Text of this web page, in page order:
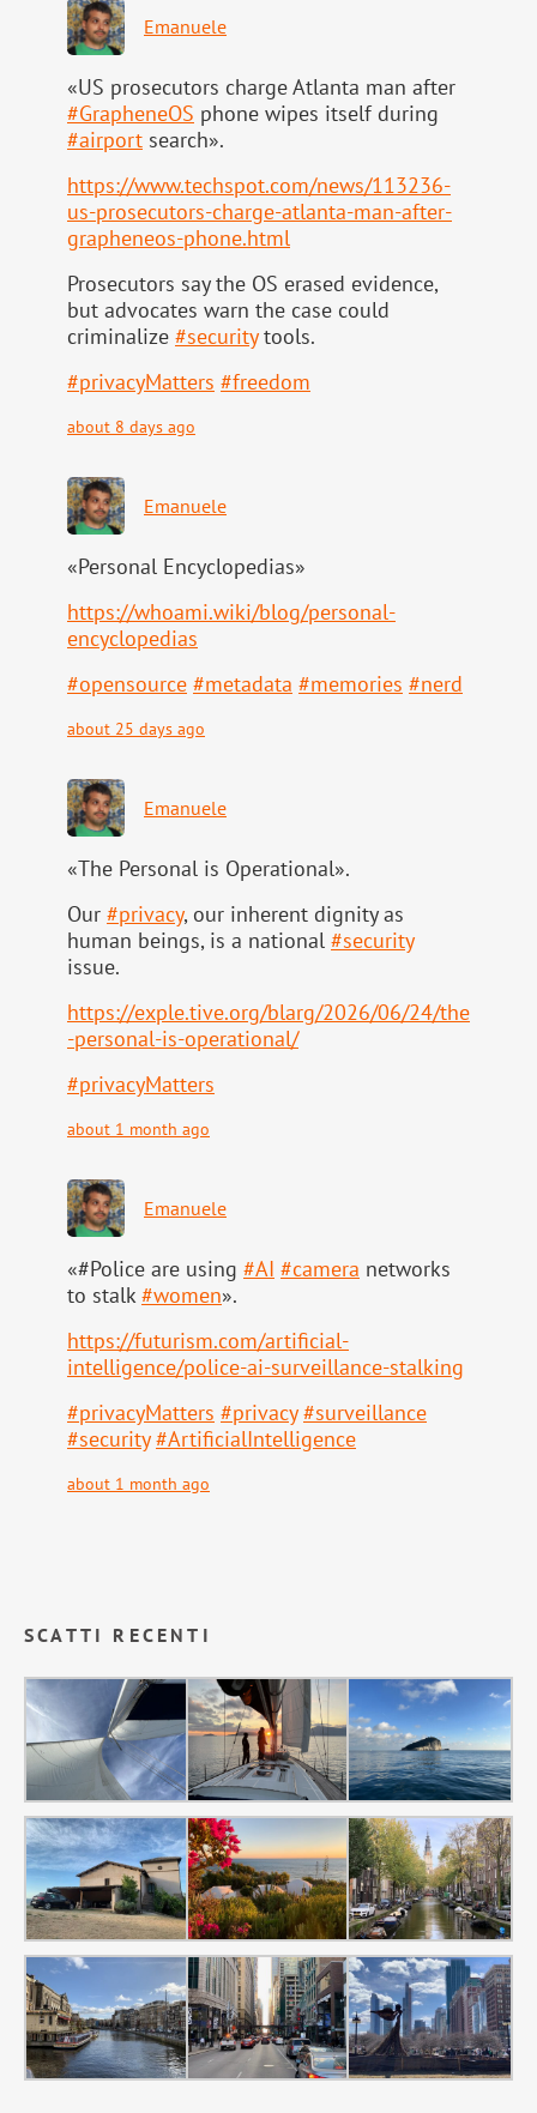
Emanuele
«US prosecutors charge Atlanta man after
#GrapheneOS phone wipes itself during
#airport search».
https://www.techspot.com/news/113236-
us-prosecutors-charge-atlanta-man-after-
grapheneos-phone.html
Prosecutors say the OS erased evidence,
but advocates warn the case could
criminalize #securitytools.
#privacyMatters #freedom
about 8 days ago
Emanuele
«Personal Encyclopedias»
https://whoami.wiki/blog/personal-
encyclopedias
#opensource #metadata #memories #nerd
about 25 days ago
Emanuele
«The Personal is Operational».
Our #privacy, our inherent dignity as
human beings, is a national #security
issue.
https://exple.tive.org/blarg/2026/06/24/the
-personal-is-operational/
#privacyMatters
about 1 month ago
Emanuele
«#Police are using #AI #camera networks
to stalk#women».
https://futurism.com/artificial-
intelligence/police-ai-surveillance-stalking
#privacyMatters #privacy #surveillance
#security #ArtificialIntelligence
about 1 month ago
SCATTI RECENTI